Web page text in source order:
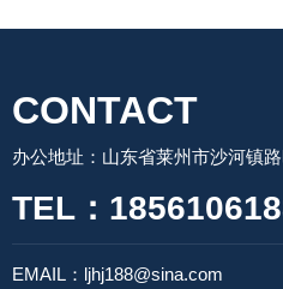
CONTACT
办公地址：山东省莱州市沙河镇路
TEL：
EMAIL：ljhj188@sina.com